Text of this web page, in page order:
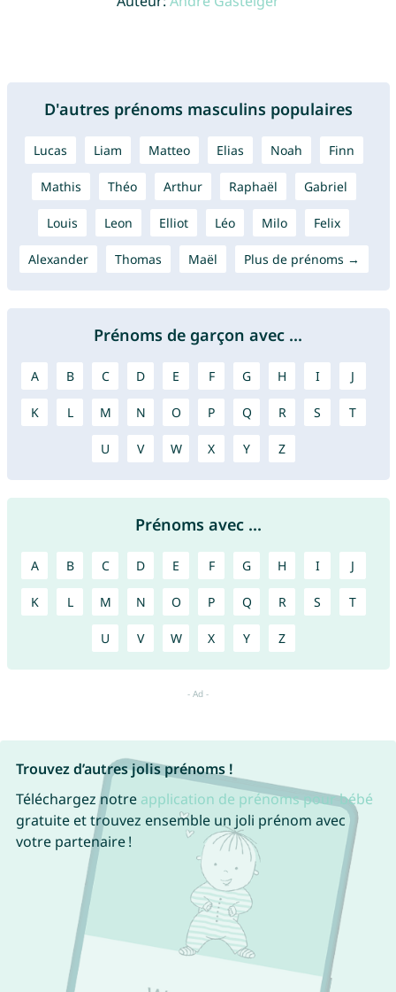
D'autres prénoms masculins populaires
Lucas Liam Matteo Elias Noah Finn
Mathis Théo Arthur Raphaël Gabriel
Louis Leon Elliot Léo Milo Felix
Alexander Thomas Maël Plus de prénoms →
Prénoms de garçon avec ...
A B C D E F G H I J
K L M N O P Q R S T
U V W X Y Z
Prénoms avec ...
A B C D E F G H I J
K L M N O P Q R S T
U V W X Y Z
Trouvez d’autres jolis prénoms !
Téléchargez notre application de prénoms pour bébé
gratuite et trouvez ensemble un joli prénom avec
votre partenaire !